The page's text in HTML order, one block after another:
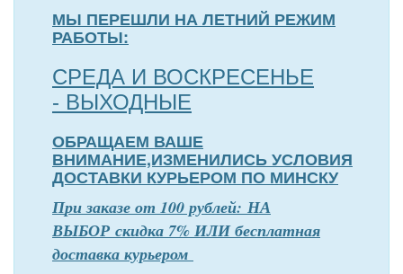
МЫ ПЕРЕШЛИ НА ЛЕТНИЙ РЕЖИМ
РАБОТЫ:
СРЕДА И ВОСКРЕСЕНЬЕ
- ВЫХОДНЫЕ
ОБРАЩАЕМ ВАШЕ
ВНИМАНИЕ,ИЗМЕНИЛИСЬ УСЛОВИЯ
ДОСТАВКИ КУРЬЕРОМ ПО МИНСКУ
При заказе от 100 рублей: НА
ВЫБОР скидка 7% ИЛИ бесплатная
доставка курьером